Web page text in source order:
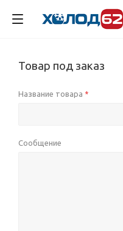
Товар под заказ
Название товара *
Сообщение